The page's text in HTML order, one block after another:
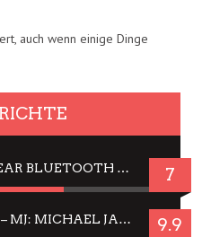
auch wenn einige Dinge
JBL TUNE 720BT: OVER EAR BLUETOOTH KOPFHÖRER UM DIE 50,-€ IM DAUER-TEST 7
WEGEN DES ERFOLGES – MJ: MICHAEL JACKSON MUSICAL IN EINER MATINEE SEHEN 9.9